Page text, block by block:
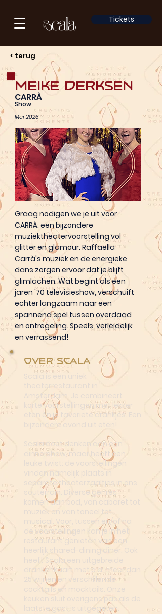
Tickets
< terug
Meike Derksen
CARRÀ
Show
Mei 2026
Graag nodigen we je uit voor
CARRÀ: een bijzondere
muziektheatervoorstelling vol
glitter en glamour. Raffaella
Carrà's muziek en de energieke
dans zorgen ervoor dat je blijft
glimlachen. Wat begint als een
jaren '70 televisieshow, verschuift
echter langzaam naar een
spannend spel tussen overdaad
en ontregeling. Speels, verleidelijk
en verrassend!
Over Scala
Scala is een uniek
Amsterdam. Je combineert
korte voorstellingen met lekker
eten én je favoriete drankjes. Een
bijzondere avond uit eten!
Scala doet denken aan een
dinnershow, maar heeft een
leuke twist: de voorstellingen
vinden namelijk plaats in
separate theaterzaaltjes in ons
souterrain. Diverse genres
komen aan bod, van cabaret tot
musical. Voor, tussen en/of na
de voorstellingen kan je in het
restaurant genieten van een
heerlijk shared-dining diner. Ook
heeft Scala een uitgebreide
drankenkaart met o.a. meer dan
25 wijnen en verschillende
cocktails en mocktails. Onze
keuken sluit overigens pas als de
laatste gast is uitgegeten.